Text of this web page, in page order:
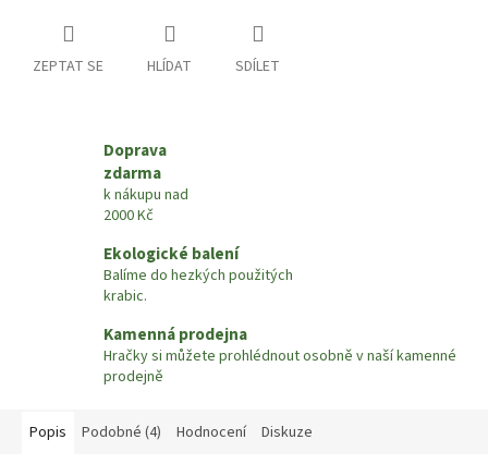
ZEPTAT SE HLÍDAT SDÍLET
Doprava
zdarma
k nákupu nad
2000 Kč
Ekologické balení
Balíme do hezkých použitých
krabic.
Kamenná prodejna
Hračky si můžete prohlédnout osobně v naší kamenné
prodejně
Popis Podobné (4) Hodnocení Diskuze